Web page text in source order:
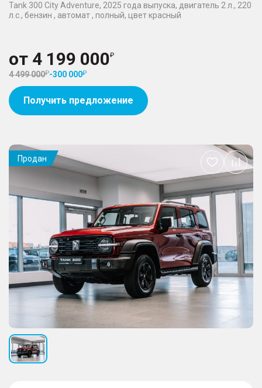
Tank 300 City Adventure, 2025 года выпуска, двигатель 2 л., 220
л.с., бензин , автомат , полный, цвет красный
от 4 199 000
4 499 000 -300 000
Получить предложение
Продан
Добавить
в
избранное